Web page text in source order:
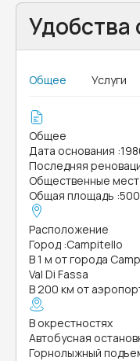
Удобства
Общее Услуги
Общее
Дата основания :
Последняя
Общественные
Общая площадь :
Расположение
Город :Campitello
В 1 м от города
Val Di Fassa
В 200 км от
В окрестностях
Автобусная
Горнолыжный